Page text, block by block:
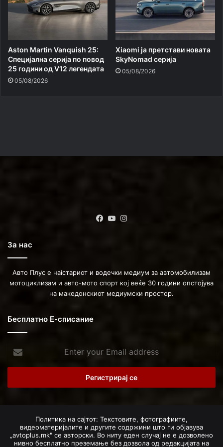
Aston Martin Vanquish 25:
Специјална серија по повод
25 години од V12 легендата
05/08/2026
Xiaomi ja претстави новата
SkyNomad серија
05/08/2026
Facebook
YouTube
За нас
Авто Плус е наістариот и водечки медиум за автомобилизам
мотоциклизам и авто-мото спорт кој веќе 30 години опстојува
на македонскиот медиумски простор.
Бесплатно Е-списание
your
Email
Политика на сајтот: Текстовите, фотографиите,
видеоматеријалите и другите содржини што ги објавува
„avtoplus.mk" се авторски. Во ниту еден случај не е дозволено
нивно бесплатно преземање без дозвола од редакцијата на